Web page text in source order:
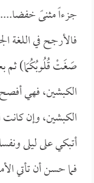
جزءاً مثنىً خفضا....
فالأرجح في اللغة
صَغَتْ قُلُوبُكُمَا) ثم
الكبشين، فهي
الكبشين، وإن كانت
أتبكي على ليلى
فما حسن أن تأتي